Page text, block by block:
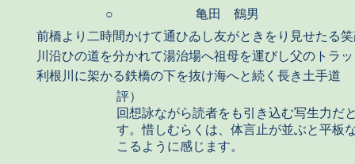
○
亀田 鶴男
前橋より二時間かけて通ひゐし友がときをり見せたる
川沿ひの道を分かれて湯治場へ祖母を運びし父のトラ
利根川に架かる鉄橋の下を抜け海へと続く長き土手道
評）
回想詠ながら読者をも引き込む写生力だ
す。惜しむらくは、体言止が並ぶと平板
こるように感じます。